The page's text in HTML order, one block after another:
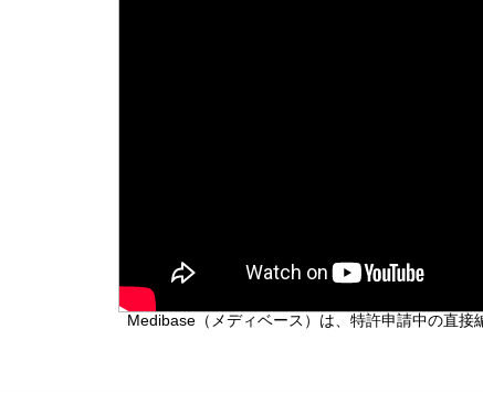
Medibase（メディベース）は、特許申請中の直接